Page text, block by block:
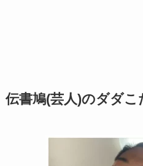
伝書鳩(芸人)のダダこ